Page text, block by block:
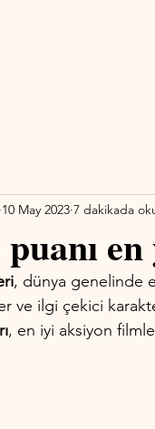
10 May 2023 7 dakikada
, dünya genelinde
ve ilgi çekici
, en iyi aksiyon